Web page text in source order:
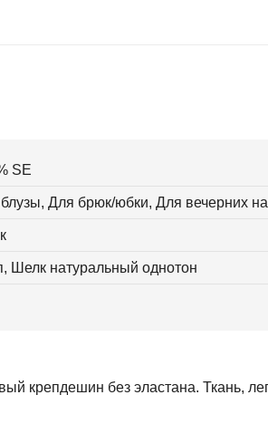
SE
Для брюк/юбки, Для вечерних
Шелк натуральный однотон
без эластана. Ткань,